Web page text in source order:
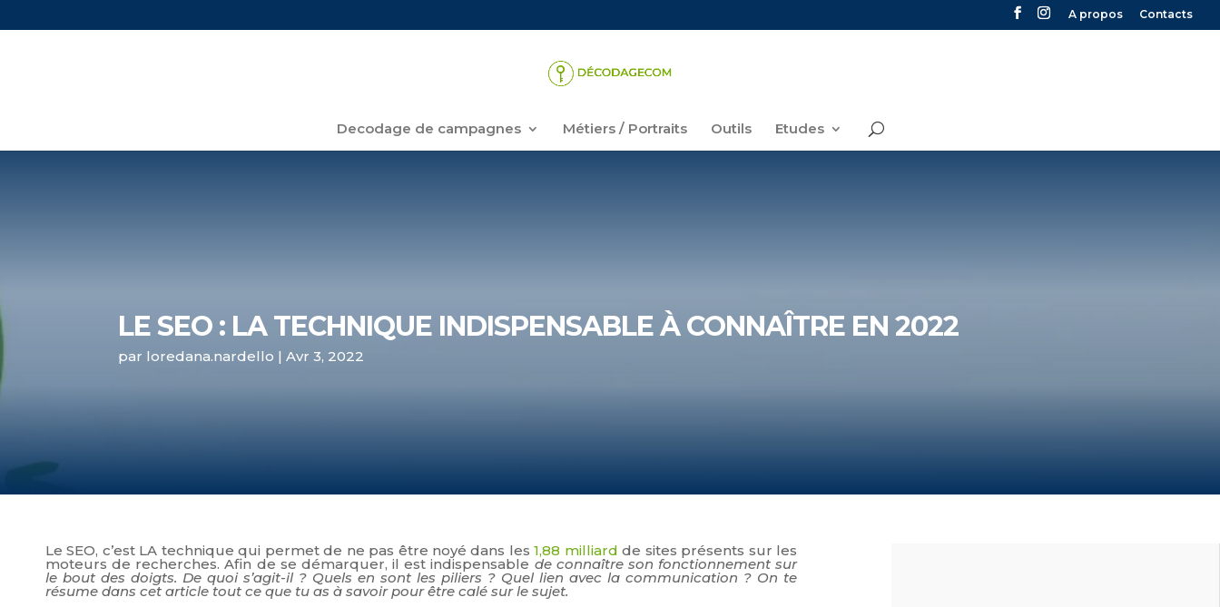
A propos Contacts
Decodage de campagnes Métiers / Portraits Outils Etudes
LE SEO : LA TECHNIQUE INDISPENSABLE À CONNAÎTRE EN 2022
par loredana.nardello |Avr 3, 2022
Le SEO, c’est LA technique qui permet de ne pas être noyé dans les1,88 milliard de sites présents sur les
moteurs de recherches. Afin de se démarquer, il est indispensable de connaître son fonctionnement sur
le bout des doigts. De quoi s’agit-il ? Quels en sont les piliers ? Quel lien avec la communication ? On te
résume dans cet article tout ce que tu as à savoir pour être calé sur le sujet.